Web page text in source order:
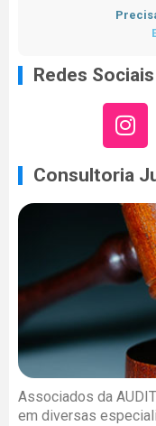
Redes Sociais
Consultoria
Associados da
em diversas